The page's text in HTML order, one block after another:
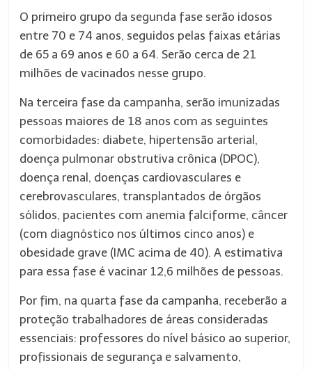
O primeiro grupo da segunda fase serão idosos
entre 70 e 74 anos, seguidos pelas faixas etárias
de 65 a 69 anos e 60 a 64. Serão cerca de 21
milhões de vacinados nesse grupo.
Na terceira fase da campanha, serão imunizadas
pessoas maiores de 18 anos com as seguintes
comorbidades: diabete, hipertensão arterial,
doença pulmonar obstrutiva crônica (DPOC),
doença renal, doenças cardiovasculares e
cerebrovasculares, transplantados de órgãos
sólidos, pacientes com anemia falciforme, câncer
(com diagnóstico nos últimos cinco anos) e
obesidade grave (IMC acima de 40). A estimativa
para essa fase é vacinar 12,6 milhões de pessoas.
Por fim, na quarta fase da campanha, receberão a
proteção trabalhadores de áreas consideradas
essenciais: professores do nível básico ao superior,
profissionais de segurança e salvamento,